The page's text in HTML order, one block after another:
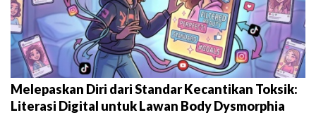
Melepaskan Diri dari Standar Kecantikan Toksik:
Literasi Digital untuk Lawan Body Dysmorphia